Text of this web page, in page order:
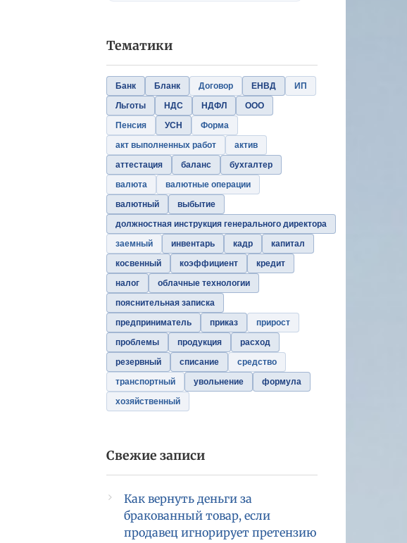
Тематики
Банк Бланк Договор ЕНВД
ИП
Льготы
НДС НДФЛ
ООО
Пенсия
УСН
Форма
акт выполненных работ
актив
аттестация
баланс
бухгалтер
валюта
валютные операции
валютный
выбытие
должностная инструкция генерального директора
заемный
инвентарь кадр
капитал
косвенный
коэффициент
кредит
налог
облачные технологии
пояснительная записка
предприниматель
приказ
прирост
проблемы
продукция
расход
резервный
списание
средство
транспортный
увольнение
формула
хозяйственный
Свежие записи
Как вернуть деньги за
бракованный товар, если
продавец игнорирует претензию